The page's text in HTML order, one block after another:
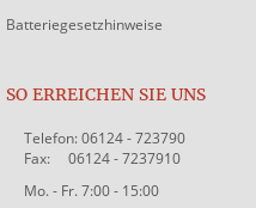
Batteriegesetzhinweise
SO ERREICHEN SIE UNS
Telefon: 06124 - 723790
Fax: 06124 - 7237910
Mo. - Fr. 7:00 - 15:00